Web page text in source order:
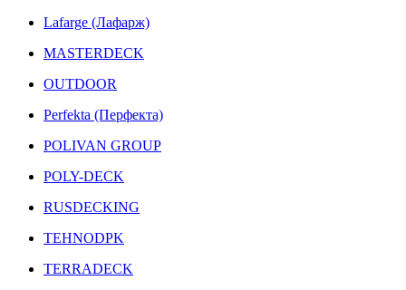
Lafarge (Лафарж)
MASTERDECK
OUTDOOR
Perfekta (Перфекта)
POLIVAN GROUP
POLY-DECK
RUSDECKING
TEHNODPK
TERRADECK